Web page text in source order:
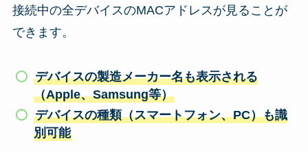
接続中の全デバイスのMACアドレスが見ることが
できます。
デバイスの製造メーカー名も表示される
（Apple、Samsung等）
デバイスの種類（スマートフォン、PC）も識
別可能